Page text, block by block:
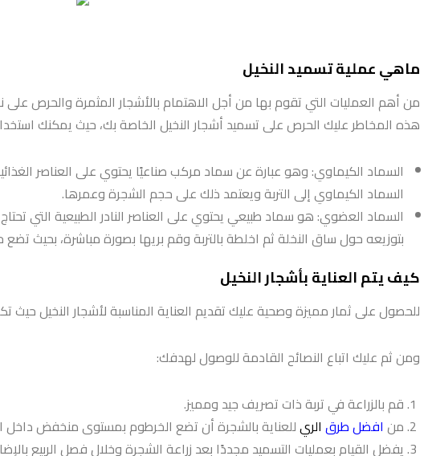
ماهي عملية تسميد النخيل
من أهم العمليات التي تقوم بها من أجل الاهتمام بالأشجار المثمرة والحرص
هذه المخاطر عليك الحرص على تسميد أشجار النخيل الخاصة بك، حيث يمكنك
السماد الكيماوي: وهو عبارة عن سماد مركب صناعيًا يحتوي على العناصر
السماد الكيماوي إلى التربة ويعتمد ذلك على حجم الشجرة وعمرها.
السماد العضوي: هو سماد طبيعي يحتوي على العناصر النادر الطبيعية التي
بتوزيعه حول ساق النخلة ثم اخلطة بالتربة وقم بريها بصورة مباشرة، بحيث تضع حوالي 70 كجم حول النخل البالغ أو 25 كجم حول
كيف يتم العناية بأشجار النخيل
للحصول على ثمار مميزة وصحية عليك تقديم العناية المناسبة لأشجار النخيل حيث
ومن ثم عليك اتباع النصائح القادمة للوصول لهدفك:
قم بالزراعة في تربة ذات تصريف جيد ومميز.
من افضل طرق الريللعناية بالشجرة أن تضع الخرطوم بمستوى منخفض داخل
يفضل القيام بعمليات التسميد مجددًا بعد زراعة الشجرة وخلال فصل الربيع